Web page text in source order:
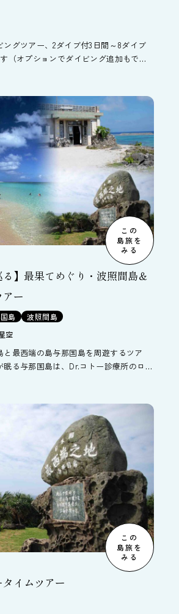
ングツアー、2ダイブ付3日間～8ダイブ
（オプションでダイビング追加もでき
や、冬のハンマーヘッドシャークが見ど
この
島旅を
みる
る】最果てめぐり・波照間島＆
ー
島
波照間島
空
と最西端の島与那国島を周遊するツア
眠る与那国島は、Dr.コトー診療所のロケ
いたニシ浜の美しさと日本最南端の展
字星に癒されます。
この
島旅を
みる
イムツアー